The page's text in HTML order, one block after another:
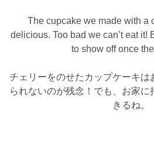
The cupcake we made with a
delicious. Too bad we can’t eat it!
to show off once
チェリーをのせたカップケーキは
られないのが残念！でも、お家
きるね。